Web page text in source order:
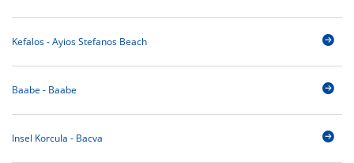
Kefalos - Ayios Stefanos Beach
Baabe - Baabe
Insel Korcula - Bacva